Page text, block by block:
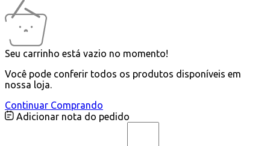
Seu carrinho está vazio no momento!
Você pode conferir todos os produtos disponíveis em
nossa loja.
Continuar Comprando
Adicionar nota do pedido